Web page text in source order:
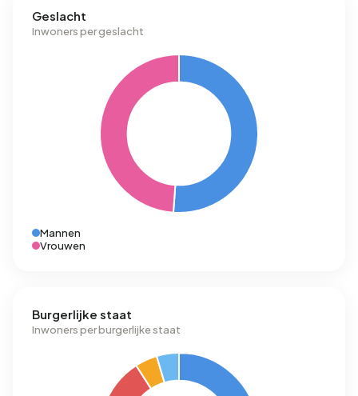
Geslacht
Inwoners per geslacht
Mannen
Vrouwen
Burgerlijke staat
Inwoners per burgerlijke staat